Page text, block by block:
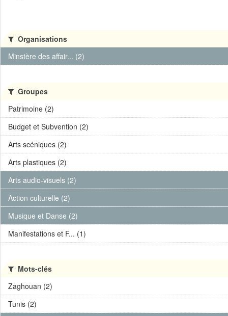
Organisations
Minstère des affair... (2)
Groupes
Patrimoine (2)
Budget et Subvention (2)
Arts scéniques (2)
Arts plastiques (2)
Arts audio-visuels (2)
Action culturelle (2)
Musique et Danse (2)
Manifestations et F... (1)
Mots-clés
Zaghouan (2)
Tunis (2)